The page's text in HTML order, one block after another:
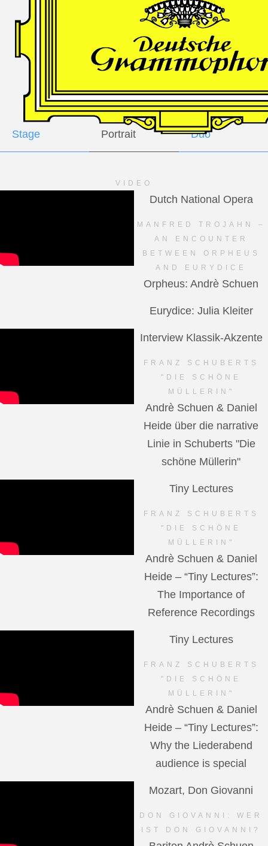
Daniel Heide,
Piano
GALLERY
Stage Portrait Duo
VIDEO
Dutch National Opera
MANFRED TROJAHN –
AN ENCOUNTER
BETWEEN ORPHEUS
AND EURYDICE
Orpheus: Andrè Schuen
Eurydice: Julia Kleiter
Interview Klassik-Akzente
FRANZ SCHUBERTS
"DIE SCHÖNE
MÜLLERIN"
Andrè Schuen & Daniel
Heide über die narrative
Linie in Schuberts "Die
schöne Müllerin"
Tiny Lectures
FRANZ SCHUBERTS
"DIE SCHÖNE
MÜLLERIN"
Andrè Schuen & Daniel
Heide – “Tiny Lectures”:
The Importance of
Reference Recordings
Tiny Lectures
FRANZ SCHUBERTS
"DIE SCHÖNE
MÜLLERIN"
Andrè Schuen & Daniel
Heide – “Tiny Lectures”:
Why the Liederabend
audience is special
Mozart, Don Giovanni
DON GIOVANNI: WER
IST DON GIOVANNI?